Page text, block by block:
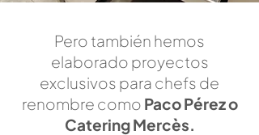
Pero también hemos
elaborado proyectos
exclusivos para chefs de
renombre como Paco Pérez o
Catering Mercès.